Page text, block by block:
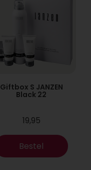
Giftbox S JANZEN
Black 22
19,95
Bestel